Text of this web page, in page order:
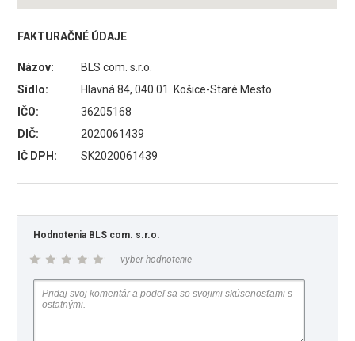
FAKTURAČNÉ ÚDAJE
Názov:
BLS com. s.r.o.
Sídlo:
Hlavná 84, 040 01 Košice-Staré Mesto
IČO:
36205168
DIČ:
2020061439
IČ DPH:
SK2020061439
Hodnotenia BLS com. s.r.o.
vyber hodnotenie